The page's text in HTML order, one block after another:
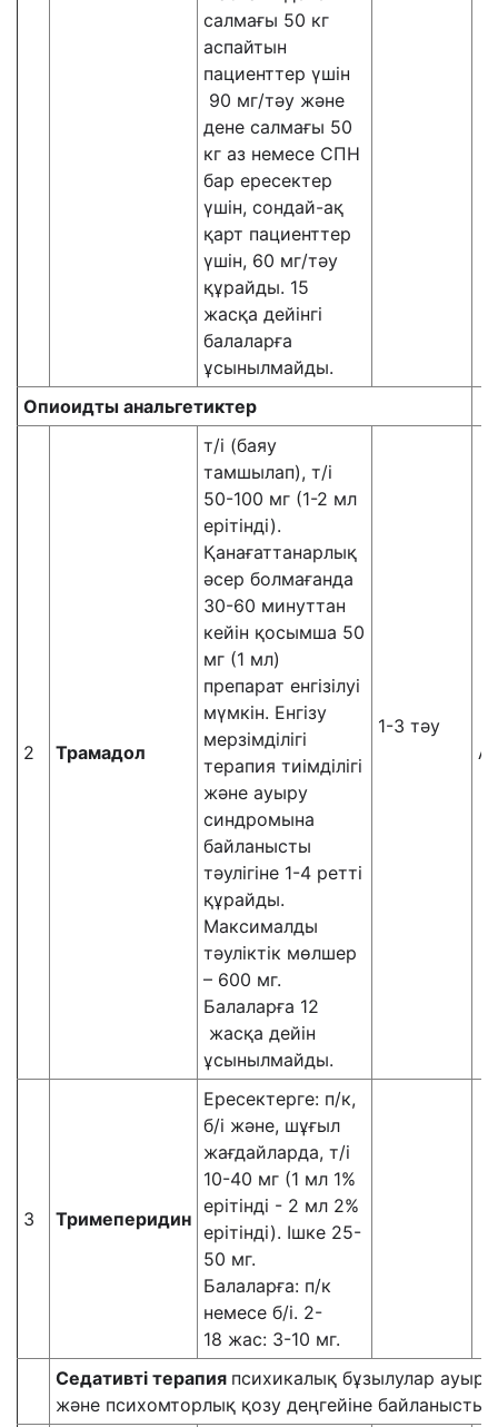
салмағы 50 кг
аспайтын
пациенттер үшін
90 мг/тәу және
дене салмағы 50
кг аз немесе СПН
бар ересектер
үшін, сондай-ақ
қарт пациенттер
үшін, 60 мг/тәу
құрайды. 15
жасқа дейінгі
балаларға
ұсынылмайды.
Опиоидты анальгетиктер
2 Трамадол
т/і (баяу
тамшылап), т/і
50-100 мг (1-2 мл
ерітінді).
Қанағаттанарлық
әсер болмағанда
30-60 минуттан
кейін қосымша 50
мг (1 мл)
препарат енгізілуі
мүмкін. Енгізу
мерзімділігі
терапия тиімділігі
және ауыру
синдромына
байланысты
тәулігіне 1-4 ретті
құрайды.
Максималды
тәуліктік мөлшер
– 600 мг.
Балаларға 12
жасқа дейін
ұсынылмайды.
1-3 тәу
А
3 Тримеперидин
Ересектерге: п/к,
б/і және, шұғыл
жағдайларда, т/і
10-40 мг (1 мл 1%
ерітінді - 2 мл 2%
ерітінді). Ішке 25-
50 мг.
Балаларға: п/к
немесе б/і. 2-
18 жас: 3-10 мг.
Седативті терапия психикалық бұзылулар
және психомторлық қозу деңгейіне байланысты